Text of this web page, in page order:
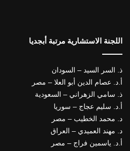
اللجنة الاستشارية مرتبة أبجديا
ذ. السر السيد – السودان
أ.د. عصام الدين أبو العلا – مصر
ذ. سامي الزهراني – السعودية
أ.د. سليم عجاج – سوريا
د. محمد الخطيب – مصر
د. مهند العميدي – العراق
أ.د. ياسمين فراج – مصر